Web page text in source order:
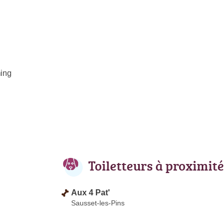
Toiletteurs à proximité
Aux 4 Pat'
Sausset-les-Pins